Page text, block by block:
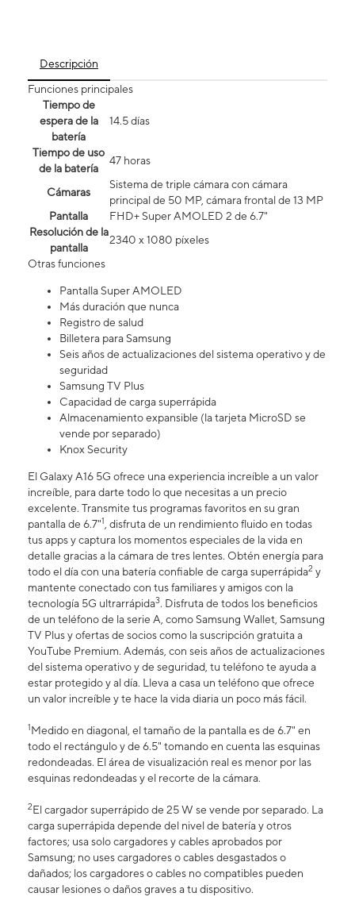
Descripción
Funciones principales
Tiempo de
espera de la
batería
14.5 días
Tiempo de uso
de la batería
47 horas
Cámaras
Sistema de triple cámara con cámara
principal de 50 MP, cámara frontal de 13 MP
Pantalla
FHD+ Super AMOLED 2 de 6.7"
Resolución de la
pantalla
2340 x 1080 píxeles
Otras funciones
Pantalla Super AMOLED
Más duración que nunca
Registro de salud
Billetera para Samsung
Seis años de actualizaciones del sistema operativo y de
seguridad
Samsung TV Plus
Capacidad de carga superrápida
Almacenamiento expansible (la tarjeta MicroSD se
vende por separado)
Knox Security
El Galaxy A16 5G ofrece una experiencia increíble a un valor
increíble, para darte todo lo que necesitas a un precio
excelente. Transmite tus programas favoritos en su gran
pantalla de 6.7"1, disfruta de un rendimiento fluido en todas
tus apps y captura los momentos especiales de la vida en
detalle gracias a la cámara de tres lentes. Obtén energía para
todo el día con una batería confiable de carga superrápida2 y
mantente conectado con tus familiares y amigos con la
tecnología 5G ultrarrápida3. Disfruta de todos los beneficios
de un teléfono de la serie A, como Samsung Wallet, Samsung
TV Plus y ofertas de socios como la suscripción gratuita a
YouTube Premium. Además, con seis años de actualizaciones
del sistema operativo y de seguridad, tu teléfono te ayuda a
estar protegido y al día. Lleva a casa un teléfono que ofrece
un valor increíble y te hace la vida diaria un poco más fácil.
1Medido en diagonal, el tamaño de la pantalla es de 6.7" en
todo el rectángulo y de 6.5" tomando en cuenta las esquinas
redondeadas. El área de visualización real es menor por las
esquinas redondeadas y el recorte de la cámara.
2El cargador superrápido de 25 W se vende por separado. La
carga superrápida depende del nivel de batería y otros
factores; usa solo cargadores y cables aprobados por
Samsung; no uses cargadores o cables desgastados o
dañados; los cargadores o cables no compatibles pueden
causar lesiones o daños graves a tu dispositivo.